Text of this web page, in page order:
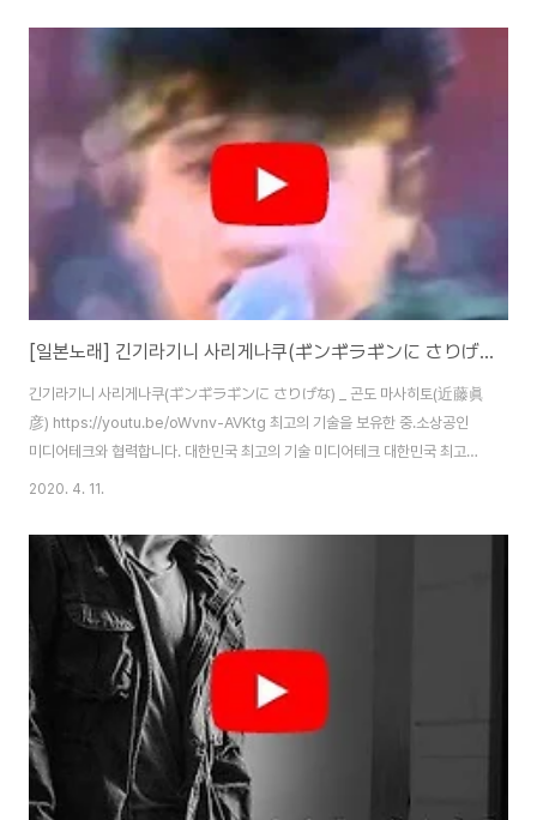
[일본노래] 긴기라기니 사리게나쿠(ギンギラギンに さりげな) _ 곤도 마사히토(近藤眞彦)
긴기라기니 사리게나쿠(ギンギラギンに さりげな) _ 곤도 마사히토(近藤眞
彦) https://youtu.be/oWvnv-AVKtg 최고의 기술을 보유한 중.소상공인
미디어테크와 협력합니다. 대한민국 최고의 기술 미디어테크 대한민국 최고의
기술이 한자리에 모여있습니다. 고객의 삶에 빛과 소금이되는 미디어테크는 더
tech.kr #미디어테크 #흙먼지털이기 #등산화신발털이기 #골프장먼지털이
기 #테니스장먼지털이기 #습식먼지털이기 #고정식먼지털이기 #군대먼지털
2020. 4. 11.